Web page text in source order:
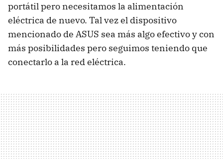
portátil pero necesitamos la alimentación
eléctrica de nuevo. Tal vez el dispositivo
mencionado de ASUS sea más algo efectivo y con
más posibilidades pero seguimos teniendo que
conectarlo a la red eléctrica.